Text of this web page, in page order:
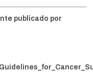
publicado por